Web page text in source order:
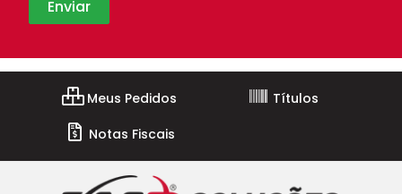
Meus Pedidos
Títulos
Notas Fiscais